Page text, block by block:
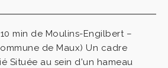
10 min de Moulins-Engilbert –
de Maux) Un cadre
Située au sein d'un hameau